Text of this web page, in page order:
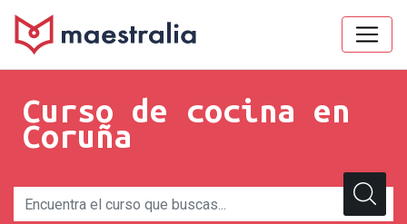
Curso de cocina en
Coruña